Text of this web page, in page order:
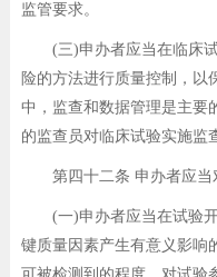
监管要求。
(三)申办者应当在临床试
险的方法进行质量控制，以
中，监查和数据管理是主要
的监查员对临床试验实施监
第四十二条 申办者应当
(一)申办者应当在试验开
键质量因素产生有意义影响